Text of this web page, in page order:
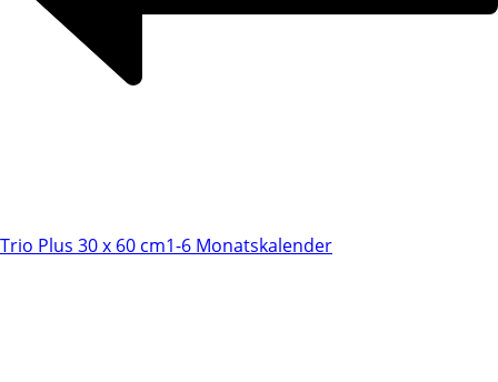
Trio Plus 30 x 60 cm1-6 Monatskalender